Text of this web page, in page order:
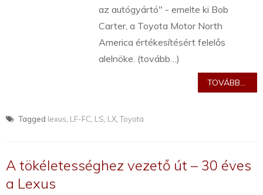
az autógyártó" - emelte ki Bob
Carter, a Toyota Motor North
America értékesítésért felelős
alelnöke. (tovább…)
TOVÁBB...
Tagged lexus LF-FC LS LX ,Toyota
A tökéletességhez vezető út – 30 éves
a Lexus